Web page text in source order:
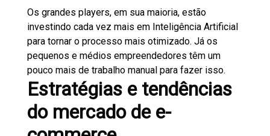
Os grandes players, em sua maioria, estão
investindo cada vez mais em Inteligência Artificial
para tornar o processo mais otimizado. Já os
pequenos e médios empreendedores têm um
pouco mais de trabalho manual para fazer isso.
Estratégias e tendências
do mercado de e-